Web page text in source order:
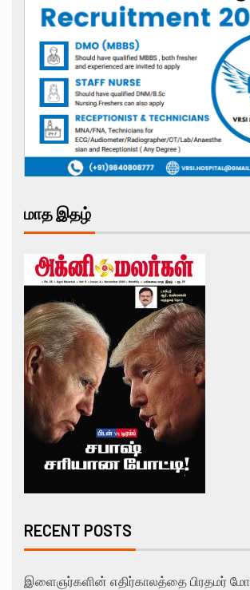
மாத இதழ்
RECENT POSTS
இளைஞர்களின் எதிர்காலத்தை பிரதமர்